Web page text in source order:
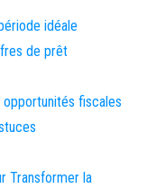
idéale
de prêt
fiscales
Transformer la